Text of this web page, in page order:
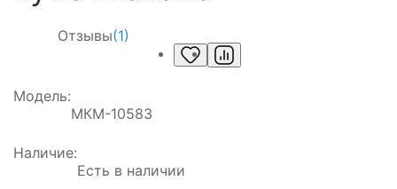
Отзывы(1)
Модель:
МКМ-10583
Наличие:
Есть в наличии